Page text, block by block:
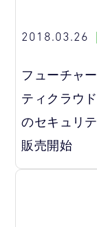
2018.03.26
フューチャ
ティクラウ
のセキュリ
販売開始